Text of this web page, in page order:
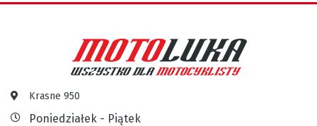
Krasne 950
Poniedziałek - Piątek